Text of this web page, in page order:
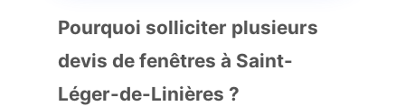
Pourquoi solliciter plusieurs
devis de fenêtres à Saint-
Léger-de-Linières ?